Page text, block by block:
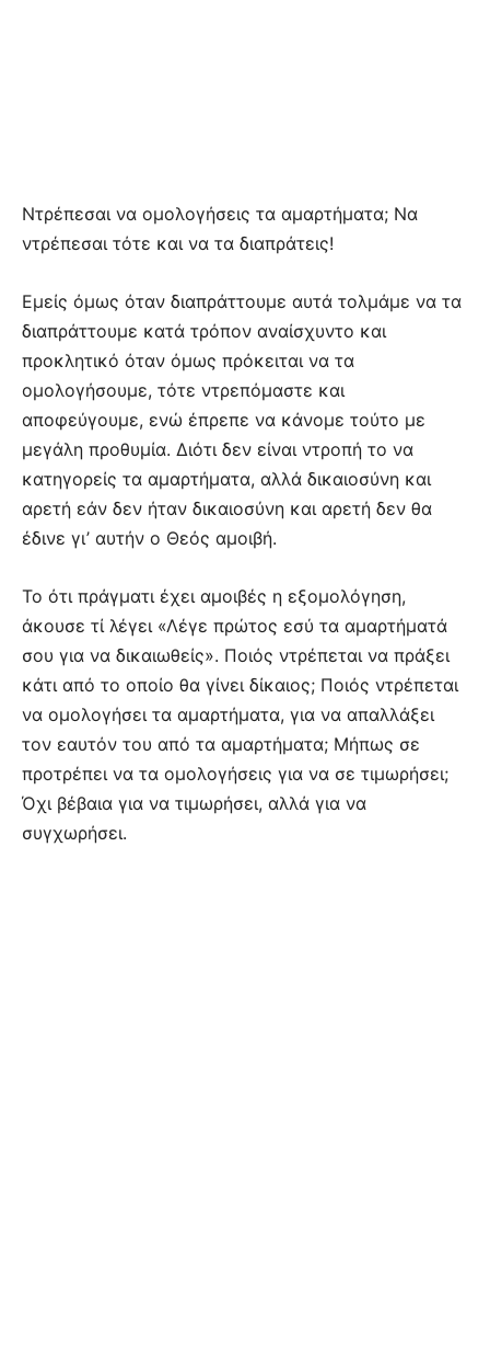
Ντρέπεσαι να ομολογήσεις τα αμαρτήματα; Να
ντρέπεσαι τότε και να τα διαπράτεις!
Εμείς όμως όταν διαπράττουμε αυτά τολμάμε να τα
διαπράττουμε κατά τρόπον αναίσχυντο και
προκλητικό όταν όμως πρόκειται να τα
ομολογήσουμε, τότε ντρεπόμαστε και
αποφεύγουμε, ενώ έπρεπε να κάνομε τούτο με
μεγάλη προθυμία. Διότι δεν είναι ντροπή το να
κατηγορείς τα αμαρτήματα, αλλά δικαιοσύνη και
αρετή εάν δεν ήταν δικαιοσύνη και αρετή δεν θα
έδινε γι’ αυτήν ο Θεός αμοιβή.
Το ότι πράγματι έχει αμοιβές η εξομολόγηση,
άκουσε τί λέγει «Λέγε πρώτος εσύ τα αμαρτήματά
σου για να δικαιωθείς». Ποιός ντρέπεται να πράξει
κάτι από το οποίο θα γίνει δίκαιος; Ποιός ντρέπεται
να ομολογήσει τα αμαρτήματα, για να απαλλάξει
τον εαυτόν του από τα αμαρτήματα; Μήπως σε
προτρέπει να τα ομολογήσεις για να σε τιμωρήσει;
Όχι βέβαια για να τιμωρήσει, αλλά για να
συγχωρήσει.